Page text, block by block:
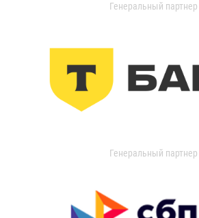
Генеральный партнер
Генеральный партнер